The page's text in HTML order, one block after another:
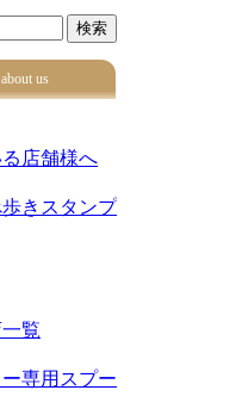
about us